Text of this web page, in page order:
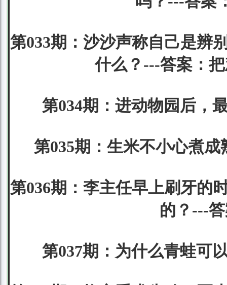
第033期：沙沙声称自己是辨
什么？---答案：
第034期：进动物园后，
第035期：生米不小心煮
第036期：李主任早上刷牙的
的？---
第037期：为什么青蛙可